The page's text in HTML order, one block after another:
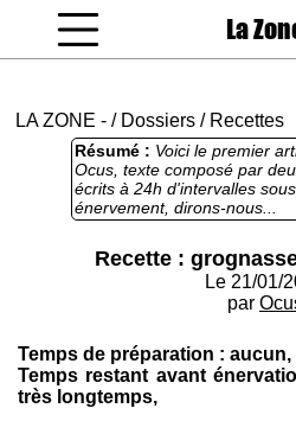
La
LA ZONE - / Dossiers / Recettes
Résumé : Voici le premier
Ocus, texte composé par
écrits à 24h d'intervalles
énervement, dirons-nous...
Recette :
Le 21/01/
par
Temps de préparation : aucun,
Temps restant avant
très longtemps,